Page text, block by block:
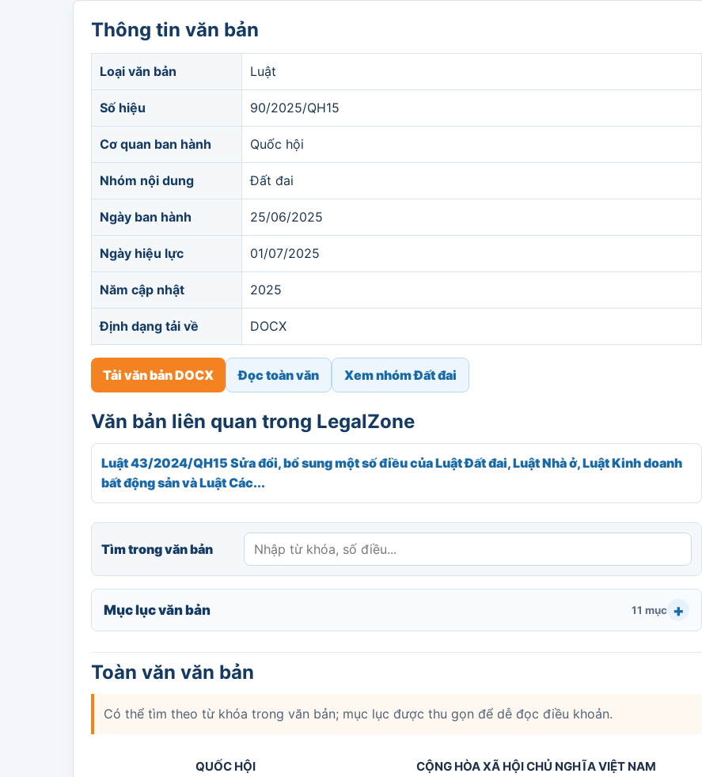
Thông tin văn bản
Loại văn bản Luật
Số hiệu 90/2025/QH15
Cơ quan ban hành Quốc hội
Nhóm nội dung Đất đai
Ngày ban hành 25/06/2025
Ngày hiệu lực 01/07/2025
Năm cập nhật 2025
Định dạng tải về DOCX
Tải văn bản DOCX Đọc toàn văn Xem nhóm Đất đai
Văn bản liên quan trong LegalZone
Luật 43/2024/QH15 Sửa đổi, bổ sung một số điều của Luật Đất đai, Luật Nhà ở, Luật Kinh doanh
bất động sản và Luật Các...
Tìm trong văn bản
Mục lục văn bản 11 mục
Toàn văn văn bản
Có thể tìm theo từ khóa trong văn bản; mục lục được thu gọn để dễ đọc điều khoản.
QUỐC HỘI CỘNG HÒA XÃ HỘI CHỦ NGHĨA VIỆT NAM